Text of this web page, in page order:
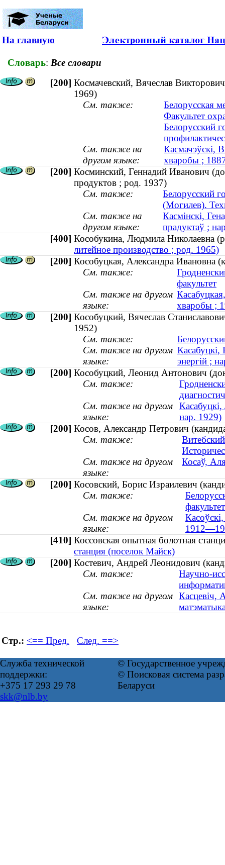
На главную
Словарь: Все словари
[200] Космачевский, Вячеслав
1969)
См. также:
Белорусская
Факультет
Белорусский
См. также на
другом языке:
Касмачэўскі,
хваробы ;
[200] Косминский, Геннадий Иванович
продуктов ; род. 1937)
См. также:
Белорусский
(Могилев).
См. также на
другом языке:
Касмінскі,
прадуктаў ;
[400] Кособукина, Людмила
литейное производство ; род. 1965)
[200] Кособуцкая, Александра Ивановна
См. также:
факультет
См. также на другом
языке:
хваробы ;
[200] Кособуцкий, Вячеслав
1952)
См. также:
См. также на другом
языке:
Касабуцкі,
энергій ;
[200] Кособуцкий, Леонид Антонович
См. также:
См. также на другом
языке:
нар. 1929)
[200] Косов, Александр Петрович
См. также:
См. также на другом
языке:
Косаў,
[200] Косовский, Борис Израилевич
См. также:
факультет
См. также на другом
языке:
[410] Коссовская опытная болотная
станция (поселок Майск)
[200] Костевич, Андрей Леонидович
См. также:
Научно-
См. также на другом
языке:
Касцевiч,
Стр.: <== Пред. След. ==>
Служба технической
поддержки:
+375 17 293 29 78
skk@nlb.by
© Государственное
© Поисковая система
Беларуси